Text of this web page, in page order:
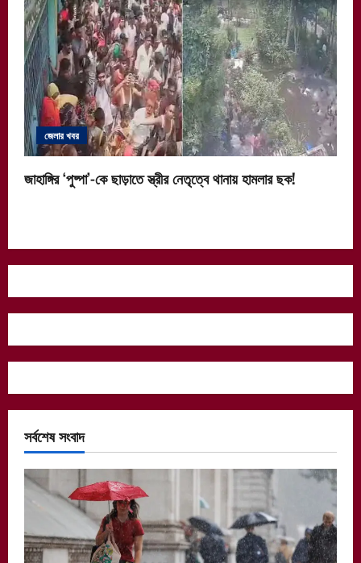
জেলার খবর
জাহাঙ্গির ‘পুষ্পা’-কে ছাড়াতে স্ত্রীর নেতৃত্বে থানায় হামলার ছক!
সর্বশেষ সংবাদ